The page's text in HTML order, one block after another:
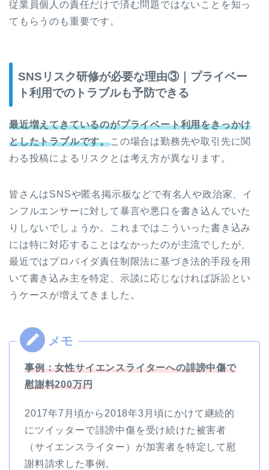
従業員個人の責任だけで済む問題ではないことを知っ
てもらうのも重要です。
SNSリスク研修が必要な理由③｜プライベー
ト利用でのトラブルも予防できる
最近増えてきているのがプライベート利用をきっかけ
としたトラブルです。この場合は勤務先や取引先に関
わる投稿によるリスクとは考え方が異なります。
皆さんはSNSや匿名掲示板などで有名人や政治家、イ
ンフルエンサーに対して暴言や悪口を書き込んでいた
りしないでしょうか。これまではこういった書き込み
には特に対応することはなかったのが主流でしたが、
最近ではプロバイダ責任制限法に基づき法的手段を用
いて書き込み主を特定、示談に応じなければ訴訟とい
うケースが増えてきました。
事例：女性サイエンスライターへの誹謗中傷で
慰謝料200万円
2017年7月頃から2018年3月頃にかけて継続的
にツイッターで誹謗中傷を受け続けた被害者
（サイエンスライター）が加害者を特定して慰
謝料請求した事例。